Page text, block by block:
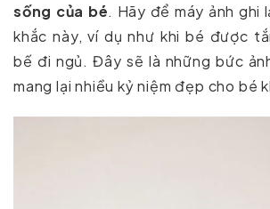
sống của bé. Hãy để máy ảnh ghi
khắc này, ví dụ như khi bé được
bế đi ngủ. Đây sẽ là những bức
mang lại nhiều kỷ niệm đẹp cho bé